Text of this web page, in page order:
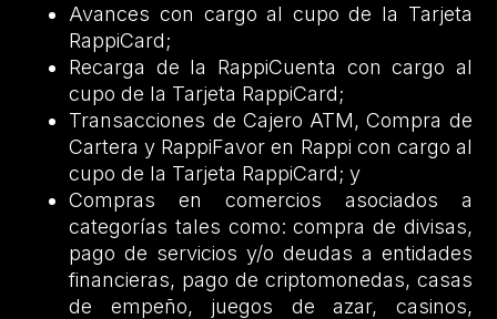
Avances con cargo al cupo de la Tarjeta
RappiCard;
Recarga de la RappiCuenta con cargo al
cupo de la Tarjeta RappiCard;
Transacciones de Cajero ATM, Compra de
Cartera y RappiFavor en Rappi con cargo al
cupo de la Tarjeta RappiCard; y
Compras en comercios asociados a
categorías tales como: compra de divisas,
pago de servicios y/o deudas a entidades
financieras, pago de criptomonedas, casas
de empeño, juegos de azar, casinos,